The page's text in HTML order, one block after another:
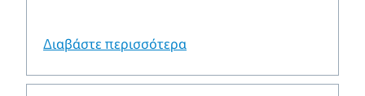
Διαβάστε περισσότερα